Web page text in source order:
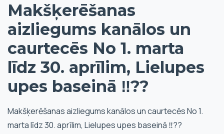
Makšķerēšanas
aizliegums kanālos un
caurtecēs No 1. marta
līdz 30. aprīlim, Lielupes
upes baseinā ‼️??
Makšķerēšanas aizliegums kanālos un caurtecēs No 1.
marta līdz 30. aprīlim, Lielupes upes baseinā ‼️??